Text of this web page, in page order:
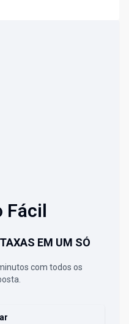
Fácil
EM UM SÓ
com todos os